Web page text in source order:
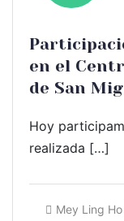
en el
de San
Hoy
realizada […]
Mey Ling